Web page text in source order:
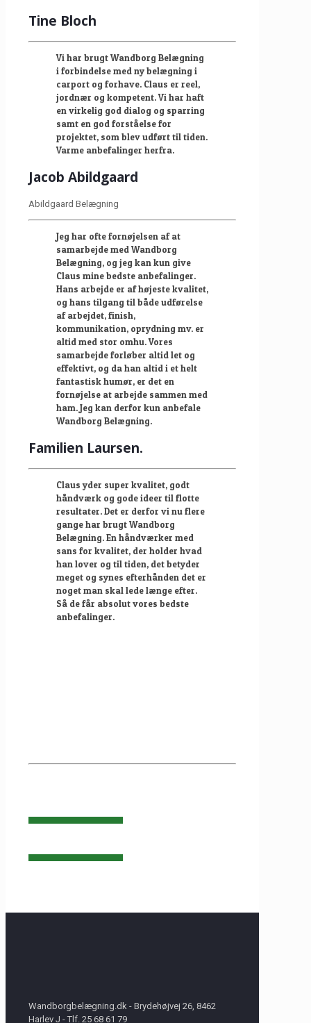
Tine Bloch
Vi har brugt Wandborg Belægning
i forbindelse med ny belægning i
carport og forhave. Claus er reel,
jordnær og kompetent. Vi har haft
en virkelig god dialog og sparring
samt en god forståelse for
projektet, som blev udført til tiden.
Varme anbefalinger herfra.
Jacob Abildgaard
Abildgaard Belægning
Jeg har ofte fornøjelsen af at
samarbejde med Wandborg
Belægning, og jeg kan kun give
Claus mine bedste anbefalinger.
Hans arbejde er af højeste kvalitet,
og hans tilgang til både udførelse
af arbejdet, finish,
kommunikation, oprydning mv. er
altid med stor omhu. Vores
samarbejde forløber altid let og
effektivt, og da han altid i et helt
fantastisk humør, er det en
fornøjelse at arbejde sammen med
ham. Jeg kan derfor kun anbefale
Wandborg Belægning.
Familien Laursen.
Claus yder super kvalitet, godt
håndværk og gode ideer til flotte
resultater. Det er derfor vi nu flere
gange har brugt Wandborg
Belægning. En håndværker med
sans for kvalitet, der holder hvad
han lover og til tiden, det betyder
meget og synes efterhånden det er
noget man skal lede længe efter.
Så de får absolut vores bedste
anbefalinger.
Wandborgbelægning.dk - Brydehøjvej 26, 8462
Harlev J - Tlf. 25 68 61 79